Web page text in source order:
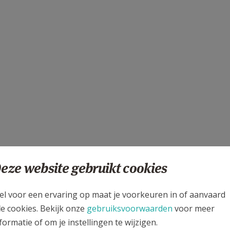
Beersel en voor de parochies van
website gebruikt cookies
voor een ervaring op maat je voorkeuren in of aanvaard
cookies. Bekijk onze gebruiksvoorwaarden voor meer
of om je instellingen te wijzigen.